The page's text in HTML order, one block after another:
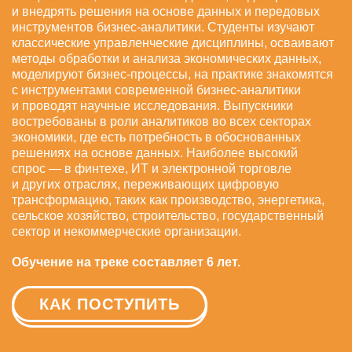
и внедрять решения на основе данных и передовых
инструментов бизнес-аналитики. Студенты изучают
классические управленческие дисциплины, осваивают
методы обработки и анализа экономических данных,
моделируют бизнес-процессы, на практике знакомятся
с инструментами современной бизнес-аналитики
и проводят научные исследования. Выпускники
востребованы в роли аналитиков во всех секторах
экономики, где есть потребность в обоснованных
решениях на основе данных. Наиболее высокий
спрос — в финтехе, ИТ и электронной торговле
и других отраслях, переживающих цифровую
трансформацию, таких как производство, энергетика,
сельское хозяйство, строительство, государственный
сектор и некоммерческие организации.
Обучение на треке составляет 6 лет.
КАК ПОСТУПИТЬ